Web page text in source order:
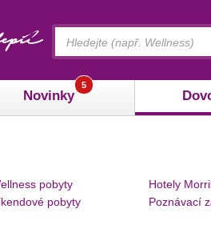
Novinky
5
pobyty
pobyty
Hotely
Poznávací